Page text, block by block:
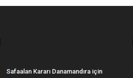
Safaalan Kararı Danamandıra için